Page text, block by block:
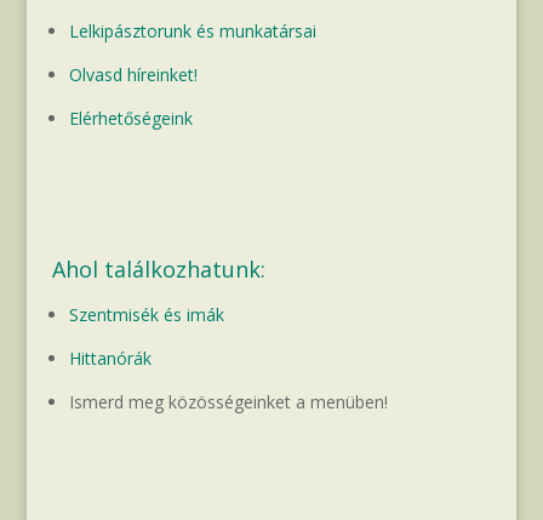
Lelkipásztorunk és munkatársai
Olvasd híreinket!
Elérhetőségeink
Ahol találkozhatunk:
Szentmisék és imák
Hittanórák
Ismerd meg közösségeinket a menüben!